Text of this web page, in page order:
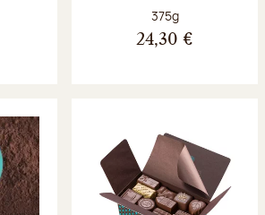
Poids net :
375g
24,30 €